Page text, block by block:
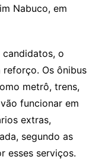
Nabuco, em
o
Os ônibus
metrô, trens,
funcionar em
extras,
segundo as
esses serviços.